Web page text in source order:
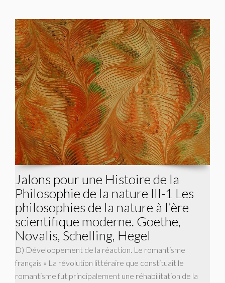
Jalons pour une Histoire de la
Philosophie de la nature III-1 Les
philosophies de la nature à l’ère
scientifique moderne. Goethe,
Novalis, Schelling, Hegel
D) Développement de la réaction. Le romantisme
français « La révolution littéraire que constituait le
romantisme fut principalement une réhabilitation de la